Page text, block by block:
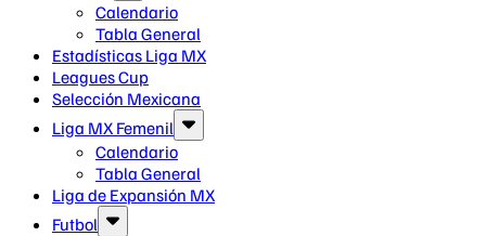
Calendario
Tabla General
Estadísticas Liga MX
Leagues Cup
Selección Mexicana
Liga MX Femenil
Calendario
Tabla General
Liga de Expansión MX
Futbol